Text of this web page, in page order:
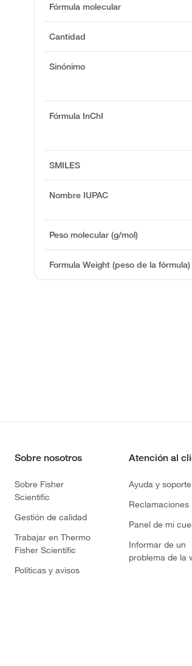
Fórmula molecular
Cantidad
Sinónimo
Fórmula InChI
SMILES
Nombre IUPAC
Peso molecular (g/mol)
Formula Weight (peso de la fórmula)
Sobre nosotros
Sobre Fisher
Scientific
Gestión de calidad
Trabajar en Thermo
Fisher Scientific
Políticas y avisos
Atención al
Ayuda y soporte
Reclamaciones
Panel de mi
Informar de un
problema de la